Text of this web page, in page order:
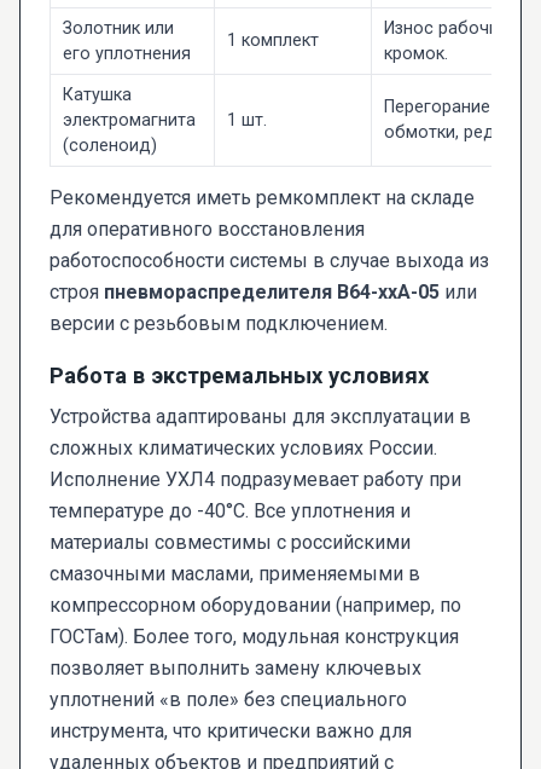
Золотник или
его уплотнения
1 комплект
Износ рабочих
кромок.
Катушка
электромагнита
(соленоид)
1 шт.
Перегорание
обмотки, редко.
Рекомендуется иметь ремкомплект на складе
для оперативного восстановления
работоспособности системы в случае выхода из
строя пневмораспределителя В64-ххА-05 или
версии с резьбовым подключением.
Работа в экстремальных условиях
Устройства адаптированы для эксплуатации в
сложных климатических условиях России.
Исполнение УХЛ4 подразумевает работу при
температуре до -40°C. Все уплотнения и
материалы совместимы с российскими
смазочными маслами, применяемыми в
компрессорном оборудовании (например, по
ГОСТам). Более того, модульная конструкция
позволяет выполнить замену ключевых
уплотнений «в поле» без специального
инструмента, что критически важно для
удаленных объектов и предприятий с